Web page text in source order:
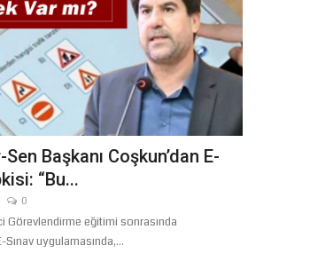
Başkanı Coşkun’dan E-
“Bu...
0
Görevlendirme eğitimi sonrasında
uygulamasında,...